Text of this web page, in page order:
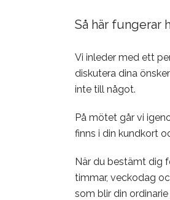
Så här fungerar
Vi inleder med ett
diskutera dina
inte till något.
På mötet går vi
finns i din kundkort
När du bestämt dig
timmar, veckodag
som blir din